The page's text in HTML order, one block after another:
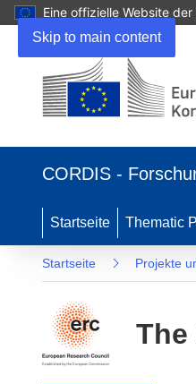
Skip to main content
Eine offizielle Website
CORDIS -
Startseite Thematic
Startseite Projekte